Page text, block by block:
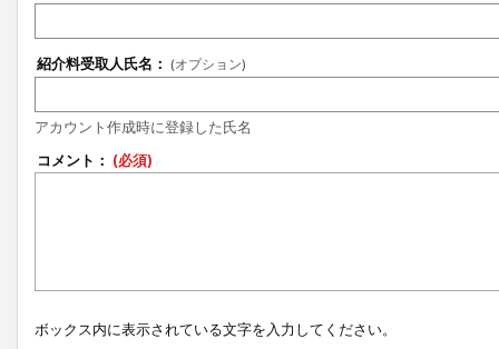
紹介料受取人氏名： (オプション)
アカウント作成時に登録した氏名
コメント： (必須)
ボックス内に表示されている文字を入力してください。